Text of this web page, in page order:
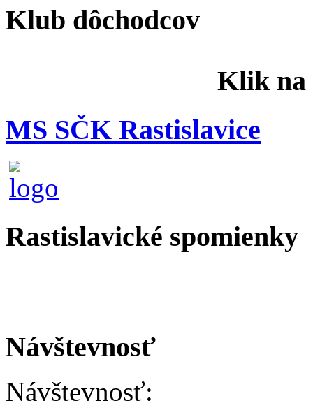
Klub dôchodcov
Klik na
MS SČK Rastislavice
Rastislavické spomienky
Návštevnosť
Návštevnosť: